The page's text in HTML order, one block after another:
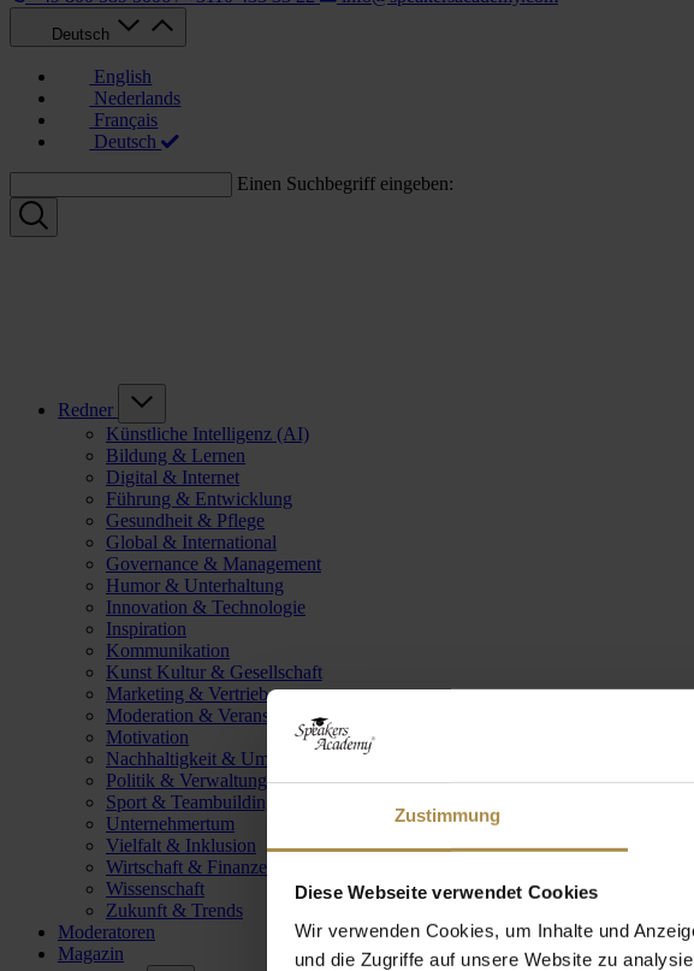
Zustimmung
Diese Webseite verwendet Cookies
Wir verwenden Cookies, um Inhalte und
und die Zugriffe auf unsere Website zu
Deutsch
English
Nederlands
Français
Deutsch
Einen Suchbegriff eingeben:
Redner
Künstliche Intelligenz (AI)
Bildung & Lernen
Digital & Internet
Führung & Entwicklung
Gesundheit & Pflege
Global & International
Governance & Management
Humor & Unterhaltung
Innovation & Technologie
Inspiration
Kommunikation
Kunst Kultur & Gesellschaft
Marketing & Vertrieb
Moderation & Veranstaltungsleitung
Motivation
Nachhaltigkeit & Umwelt
Politik & Verwaltung
Sport & Teambuilding
Unternehmertum
Vielfalt & Inklusion
Wirtschaft & Finanzen
Wissenschaft
Zukunft & Trends
Moderatoren
Magazin